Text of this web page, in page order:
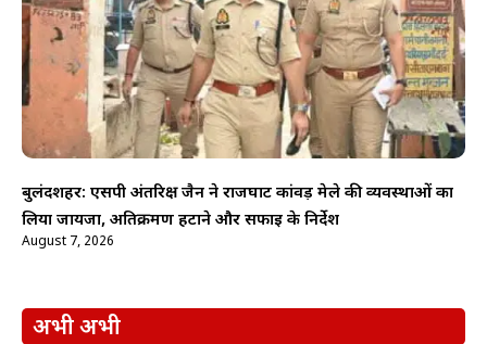
बुलंदशहर: एसपी अंतरिक्ष जैन ने राजघाट कांवड़ मेले की व्यवस्थाओं का
लिया जायजा, अतिक्रमण हटाने और सफाई के निर्देश
August 7, 2026
अभी अभी